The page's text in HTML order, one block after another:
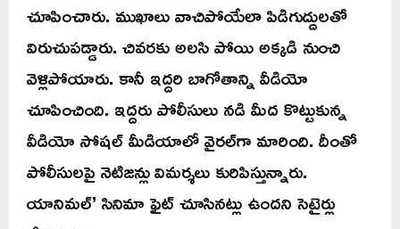
చూపించారు. ముఖాలు వాచిపోయేలా పిడిగుద్దులతో
విరుచుపడ్డారు. చివరకు అలసి పోయి అక్కడి నుంచి
వెళ్లిపోయారు. కానీ ఇద్దరి బాగోతాన్ని వీడియో
చూపించింది. ఇద్దరు పోలీసులు నడి మీద కొట్టుకున్న
వీడియో సోషల్ మీడియాలో వైరల్‌గా మారింది. దీంతో
పోలీసులపై నెటిజన్లు విమర్శలు కురిపిస్తున్నారు.
యానిమల్’ సినిమా ఫైట్ చూసినట్లు ఉందని సెటైర్లు